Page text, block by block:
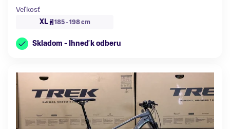
Veľkosť
XL
185 - 198 cm
Skladom - Ihneď k odberu